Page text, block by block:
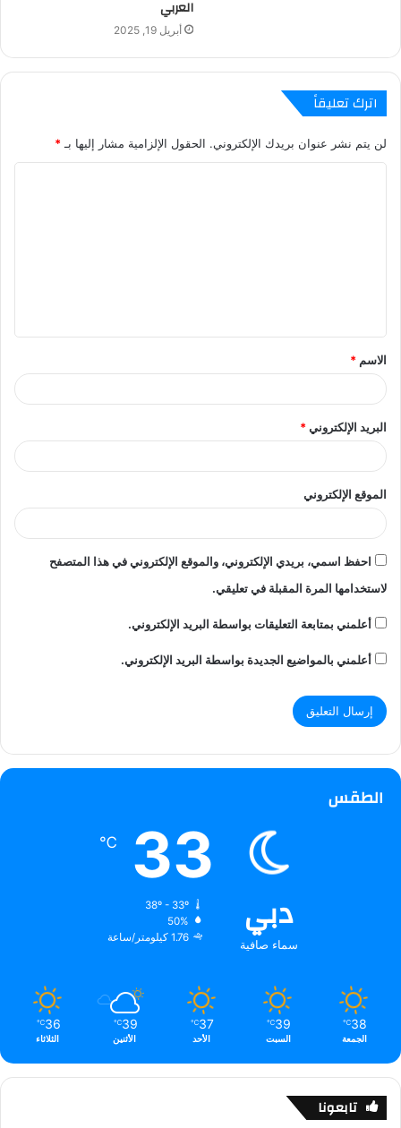
العربي
أبريل 19, 2025
اترك تعليقاً
لن يتم نشر عنوان بريدك الإلكتروني. الحقول الإلزامية مشار إليها بـ*
ق
*
الاسم *
البريد الإلكتروني*
الموقع الإلكتروني
احفظ اسمي، بريدي الإلكتروني، والموقع الإلكتروني في هذا المتصفح
لاستخدامها المرة المقبلة في تعليقي.
أعلمني بمتابعة التعليقات بواسطة البريد الإلكتروني.
أعلمني بالمواضيع الجديدة بواسطة البريد الإلكتروني.
الطقس
دبي
سماء صافية
33
℃
38º - 33º
50%
1.76 كيلومتر/ساعة
38
℃
الجمعة
39
℃
السبت
37
℃
الأحد
39
℃
الأثنين
36
℃
الثلاثاء
تابعونا